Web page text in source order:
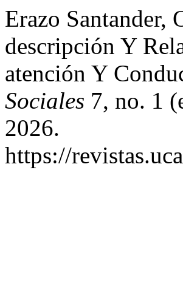
Erazo Santander,
descripción Y
atención Y
Sociales 7, no. 1
2026.
https://